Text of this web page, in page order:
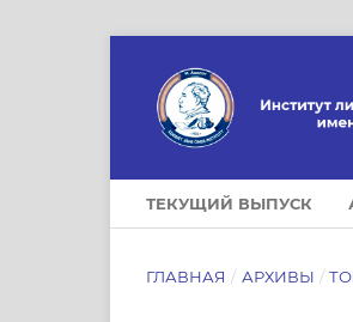
ТЕКУЩИЙ ВЫПУСК
ГЛАВНАЯ / АРХИВЫ /